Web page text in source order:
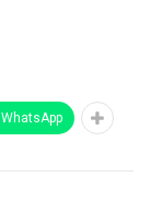
WhatsApp